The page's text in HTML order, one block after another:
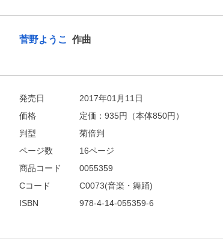
お支払いに進む
他にも商品を買う
菅野ようこ 作曲
発売日
2017年01月11日
価格
定価： 935円（本体850円）
判型
菊倍判
ページ数
16ページ
商品コード
0055359
Cコード
C0073(音楽・舞踊)
ISBN
978-4-14-055359-6